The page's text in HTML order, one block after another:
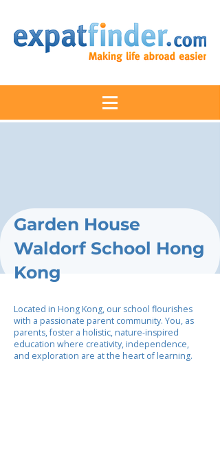
Garden House
Waldorf School Hong
Kong
Located in Hong Kong, our school flourishes
with a passionate parent community. You, as
parents, foster a holistic, nature-inspired
education where creativity, independence,
and exploration are at the heart of learning.